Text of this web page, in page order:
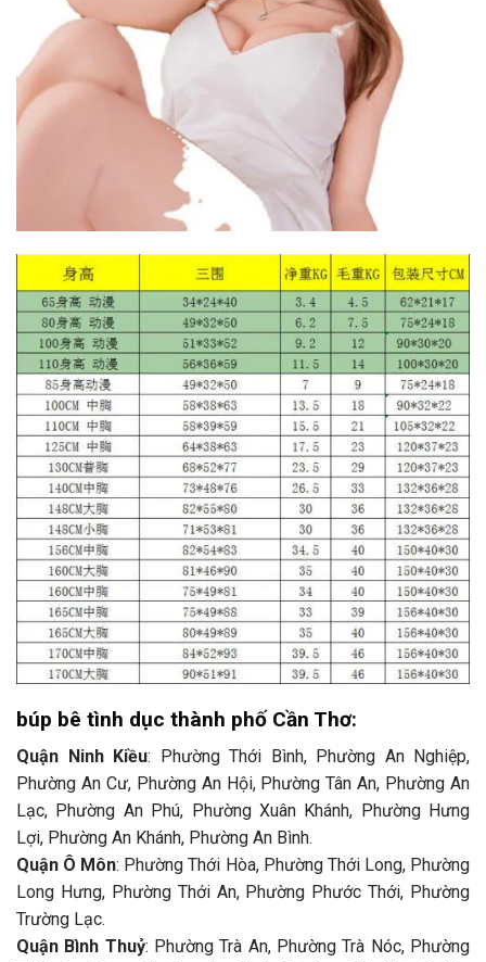
búp bê tình dục thành phố Cần Thơ:
Quận Ninh Kiều: Phường Thới Bình, Phường An Nghiệp,
Phường An Cư, Phường An Hội, Phường Tân An, Phường An
Lạc, Phường An Phú, Phường Xuân Khánh, Phường Hưng
Lợi, Phường An Khánh, Phường An Bình.
Quận Ô Môn: Phường Thới Hòa, Phường Thới Long, Phường
Long Hưng, Phường Thới An, Phường Phước Thới, Phường
Trường Lạc.
Quận Bình Thuỷ: Phường Trà An, Phường Trà Nóc, Phường